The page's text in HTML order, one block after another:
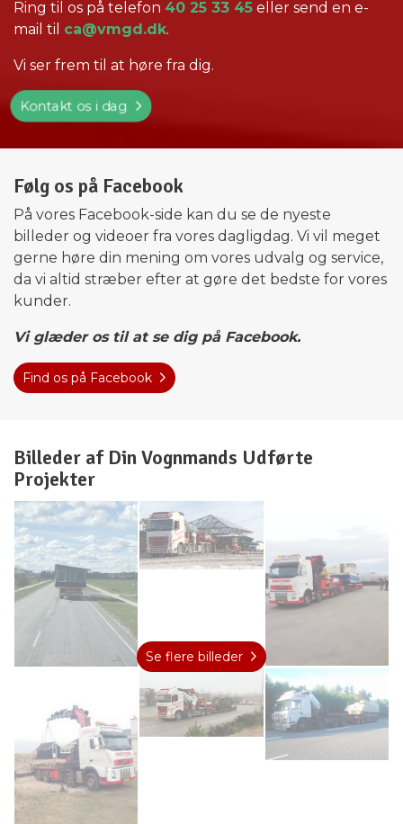
Ring til os på telefon 40 25 33 45 eller send en e-
mail til ca@vmgd.dk.
Vi ser frem til at høre fra dig.
Kontakt os i dag
Følg os på Facebook
På vores Facebook-side kan du se de nyeste
billeder og videoer fra vores dagligdag. Vi vil meget
gerne høre din mening om vores udvalg og service,
da vi altid stræber efter at gøre det bedste for vores
kunder.
Vi glæder os til at se dig på Facebook.
Find os på Facebook
Billeder af Din Vognmands Udførte
Projekter
Se flere billeder